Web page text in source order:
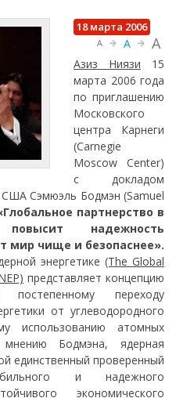
18 марта 2006
A A A
Азиз Ниязи 15
марта 2006 года
по приглашению
Московского
центра Карнеги
(Carnegie
Moscow Center)
с докладом
США Сэмюэль Бодмэн (Samuel
партнерство в
надежность
мир чище и безопаснее».
энергетике (The Global
представляет концепцию
переходу
от углеводородного
использованию атомных
Бодмэна, ядерная
единственный проверенный
и надежного
экономического